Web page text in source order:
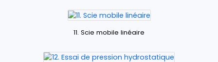
11. Scie mobile linéaire